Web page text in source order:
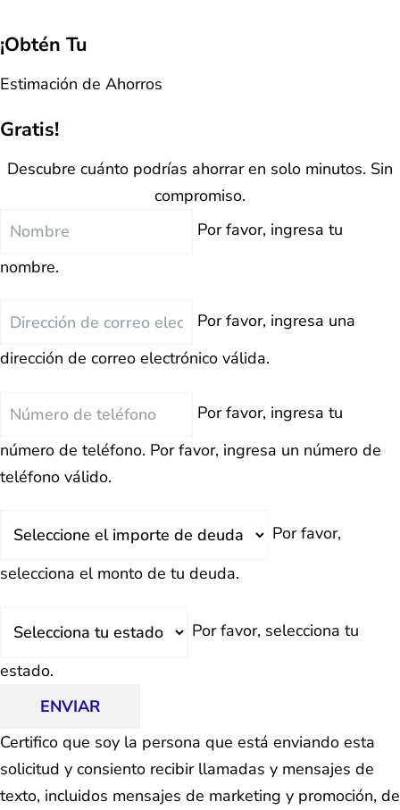
¡Obtén Tu
Estimación de Ahorros
Gratis!
Descubre cuánto podrías ahorrar en solo minutos. Sin
compromiso.
Nombre
Por favor, ingresa tu
nombre.
Correo
Por favor, ingresa una
dirección de correo electrónico válida.
Teléfono
Por favor, ingresa tu
número de teléfono. Por favor, ingresa un número de
teléfono válido.
Por favor,
selecciona el monto de tu deuda.
Por favor, selecciona tu
estado.
ENVIAR
Certifico que soy la persona que está enviando esta
solicitud y consiento recibir llamadas y mensajes de
texto, incluidos mensajes de marketing y promoción, de